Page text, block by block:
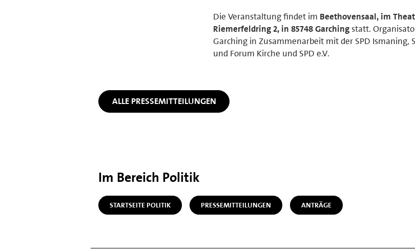
Die Veranstaltung findet im Beethovensaal, im
Riemerfeldring 2, in 85748 Garching statt.
Garching in Zusammenarbeit mit der SPD Ismaning,
und Forum Kirche und SPD e.V.
ALLE PRESSEMITTEILUNGEN
Im Bereich Politik
STARTSEITE POLITIK PRESSEMITTEILUNGEN ANTRÄGE